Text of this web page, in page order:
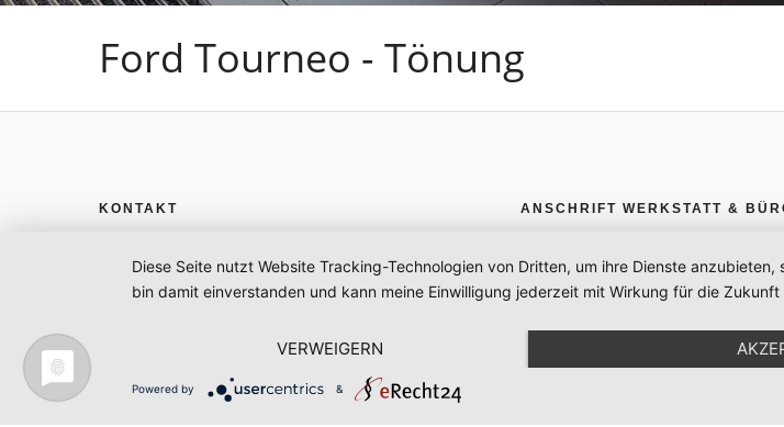
Ford Tourneo - Tönung
KONTAKT
Telefon: 01728146805
E-Mail: info@ts-folienstyling.de
ANSCHRIFT WERKSTATT &
TS-Folienstyling
Boschring 21
Diese Seite nutzt Website Tracking-Technologien von Dritten, um ihre Dienste
bin damit einverstanden und kann meine Einwilligung jederzeit mit Wirkung für die
VERWEIGERN
Powered by &